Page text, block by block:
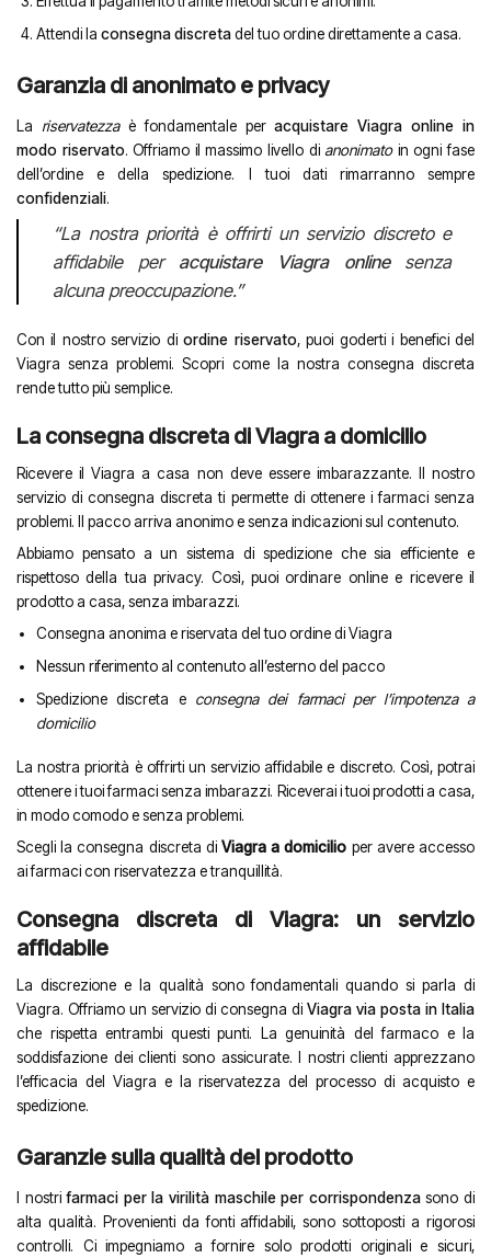
Attendi la consegna discretadel tuo ordine direttamente a casa.
Garanzia di anonimato e privacy
La riservatezzaè fondamentale peracquistare Viagra online in
modo riservato. Offriamo il massimo livello dianonimatoin ogni fase
dell’ordine e della spedizione. I tuoi dati rimarranno sempre
confidenziali.
“La nostra priorità è offrirti un servizio discreto e
affidabile per acquistare Viagra onlinesenza
alcuna preoccupazione.”
Con il nostro servizio diordine riservato, puoi goderti i benefici del
Viagra senza problemi. Scopri come la nostra consegna discreta
rende tutto più semplice.
La consegna discreta di Viagra a domicilio
Ricevere il Viagra a casa non deve essere imbarazzante. Il nostro
servizio di consegna discreta ti permette di ottenere i farmaci senza
problemi. Il pacco arriva anonimo e senza indicazioni sul contenuto.
Abbiamo pensato a un sistema di spedizione che sia efficiente e
rispettoso della tua privacy. Così, puoi ordinare online e ricevere il
prodotto a casa, senza imbarazzi.
Consegna anonima e riservata del tuo ordine di Viagra
Nessun riferimento al contenuto all’esterno del pacco
Spedizione discreta e consegna dei farmaci per l’impotenza a
domicilio
La nostra priorità è offrirti un servizio affidabile e discreto. Così, potrai
ottenere i tuoi farmaci senza imbarazzi. Riceverai i tuoi prodotti a casa,
in modo comodo e senza problemi.
Scegli la consegna discreta di Viagra a domicilio per avere accesso
ai farmaci con riservatezza e tranquillità.
Consegna discreta di Viagra: un servizio
affidabile
La discrezione e la qualità sono fondamentali quando si parla di
Viagra. Offriamo un servizio di consegna di Viagra via posta in Italia
che rispetta entrambi questi punti. La genuinità del farmaco e la
soddisfazione dei clienti sono assicurate. I nostri clienti apprezzano
l’efficacia del Viagra e la riservatezza del processo di acquisto e
spedizione.
Garanzie sulla qualità del prodotto
I nostrifarmaci per la virilità maschile per corrispondenzasono di
alta qualità. Provenienti da fonti affidabili, sono sottoposti a rigorosi
controlli. Ci impegniamo a fornire solo prodotti originali e sicuri,